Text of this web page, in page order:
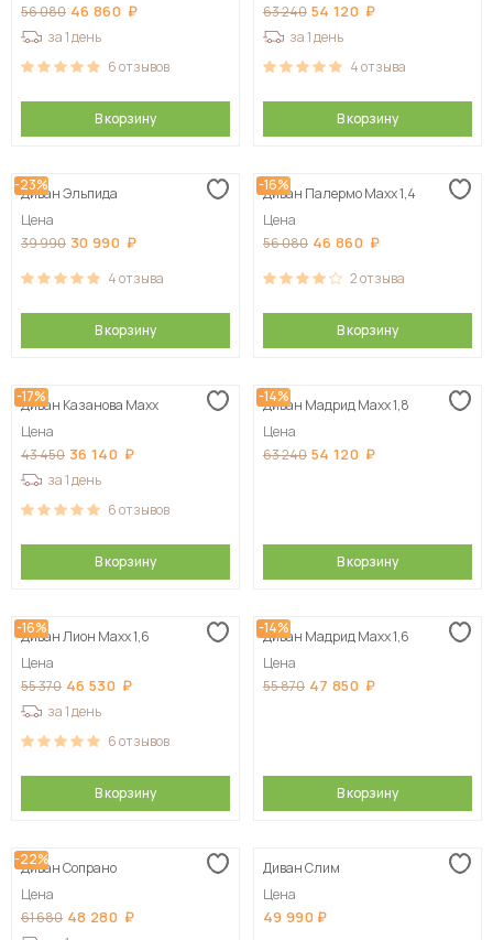
56 080 46 860
за 1 день
6отзывов
В корзину
63 240 54 120
за 1 день
4отзыва
В корзину
-23%
Диван Эльпида
Цена
39 990 30 990
4отзыва
В корзину
-16%
Диван Палермо Maxx 1,4
Цена
56 080 46 860
2отзыва
В корзину
-17%
Диван Казанова Maxx
Цена
43 450 36 140
за 1 день
6отзывов
В корзину
-14%
Диван Мадрид Maxx 1,8
Цена
63 240 54 120
В корзину
-16%
Диван Лион Maxx 1,6
Цена
55 370 46 530
за 1 день
6отзывов
В корзину
-14%
Диван Мадрид Maxx 1,6
Цена
55 870 47 850
В корзину
-22%
Диван Сопрано
Цена
61 680 48 280
Диван Слим
Цена
49 990